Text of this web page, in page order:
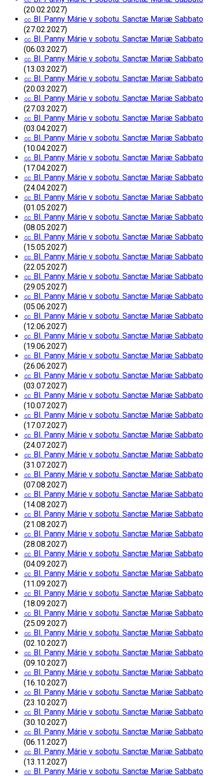
(20.02.2027)
㏄ Bl. Panny Márie v sobotu. Sanctæ Mariæ Sabbato
(27.02.2027)
㏄ Bl. Panny Márie v sobotu. Sanctæ Mariæ Sabbato
(06.03.2027)
㏄ Bl. Panny Márie v sobotu. Sanctæ Mariæ Sabbato
(13.03.2027)
㏄ Bl. Panny Márie v sobotu. Sanctæ Mariæ Sabbato
(20.03.2027)
㏄ Bl. Panny Márie v sobotu. Sanctæ Mariæ Sabbato
(27.03.2027)
㏄ Bl. Panny Márie v sobotu. Sanctæ Mariæ Sabbato
(03.04.2027)
㏄ Bl. Panny Márie v sobotu. Sanctæ Mariæ Sabbato
(10.04.2027)
㏄ Bl. Panny Márie v sobotu. Sanctæ Mariæ Sabbato
(17.04.2027)
㏄ Bl. Panny Márie v sobotu. Sanctæ Mariæ Sabbato
(24.04.2027)
㏄ Bl. Panny Márie v sobotu. Sanctæ Mariæ Sabbato
(01.05.2027)
㏄ Bl. Panny Márie v sobotu. Sanctæ Mariæ Sabbato
(08.05.2027)
㏄ Bl. Panny Márie v sobotu. Sanctæ Mariæ Sabbato
(15.05.2027)
㏄ Bl. Panny Márie v sobotu. Sanctæ Mariæ Sabbato
(22.05.2027)
㏄ Bl. Panny Márie v sobotu. Sanctæ Mariæ Sabbato
(29.05.2027)
㏄ Bl. Panny Márie v sobotu. Sanctæ Mariæ Sabbato
(05.06.2027)
㏄ Bl. Panny Márie v sobotu. Sanctæ Mariæ Sabbato
(12.06.2027)
㏄ Bl. Panny Márie v sobotu. Sanctæ Mariæ Sabbato
(19.06.2027)
㏄ Bl. Panny Márie v sobotu. Sanctæ Mariæ Sabbato
(26.06.2027)
㏄ Bl. Panny Márie v sobotu. Sanctæ Mariæ Sabbato
(03.07.2027)
㏄ Bl. Panny Márie v sobotu. Sanctæ Mariæ Sabbato
(10.07.2027)
㏄ Bl. Panny Márie v sobotu. Sanctæ Mariæ Sabbato
(17.07.2027)
㏄ Bl. Panny Márie v sobotu. Sanctæ Mariæ Sabbato
(24.07.2027)
㏄ Bl. Panny Márie v sobotu. Sanctæ Mariæ Sabbato
(31.07.2027)
㏄ Bl. Panny Márie v sobotu. Sanctæ Mariæ Sabbato
(07.08.2027)
㏄ Bl. Panny Márie v sobotu. Sanctæ Mariæ Sabbato
(14.08.2027)
㏄ Bl. Panny Márie v sobotu. Sanctæ Mariæ Sabbato
(21.08.2027)
㏄ Bl. Panny Márie v sobotu. Sanctæ Mariæ Sabbato
(28.08.2027)
㏄ Bl. Panny Márie v sobotu. Sanctæ Mariæ Sabbato
(04.09.2027)
㏄ Bl. Panny Márie v sobotu. Sanctæ Mariæ Sabbato
(11.09.2027)
㏄ Bl. Panny Márie v sobotu. Sanctæ Mariæ Sabbato
(18.09.2027)
㏄ Bl. Panny Márie v sobotu. Sanctæ Mariæ Sabbato
(25.09.2027)
㏄ Bl. Panny Márie v sobotu. Sanctæ Mariæ Sabbato
(02.10.2027)
㏄ Bl. Panny Márie v sobotu. Sanctæ Mariæ Sabbato
(09.10.2027)
㏄ Bl. Panny Márie v sobotu. Sanctæ Mariæ Sabbato
(16.10.2027)
㏄ Bl. Panny Márie v sobotu. Sanctæ Mariæ Sabbato
(23.10.2027)
㏄ Bl. Panny Márie v sobotu. Sanctæ Mariæ Sabbato
(30.10.2027)
㏄ Bl. Panny Márie v sobotu. Sanctæ Mariæ Sabbato
(06.11.2027)
㏄ Bl. Panny Márie v sobotu. Sanctæ Mariæ Sabbato
(13.11.2027)
㏄ Bl. Panny Márie v sobotu. Sanctæ Mariæ Sabbato